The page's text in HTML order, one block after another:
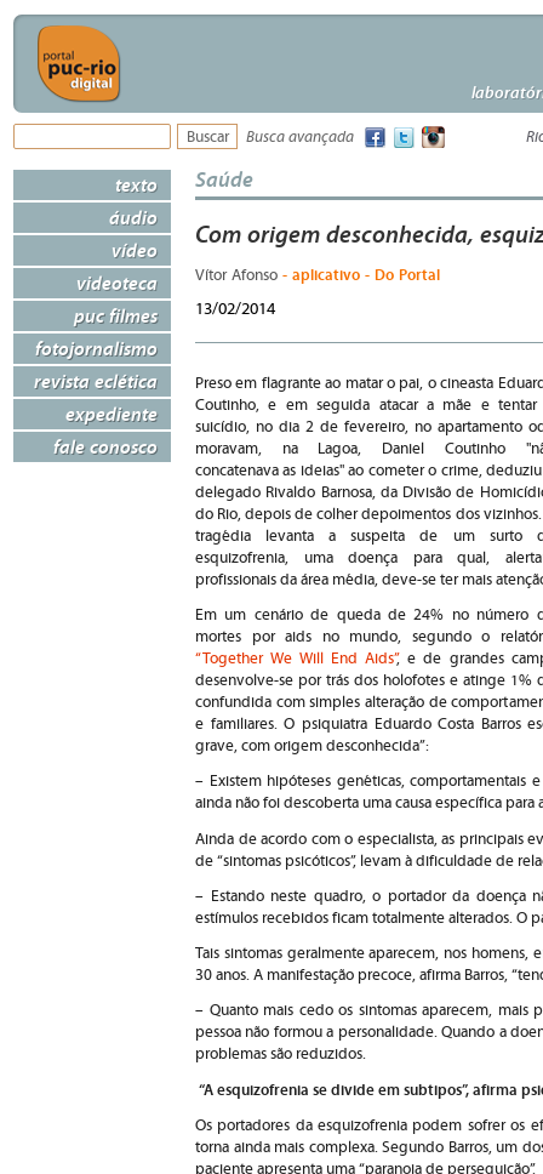
Busca avançada
texto
áudio
vídeo
videoteca
puc filmes
fotojornalismo
revista eclética
expediente
fale conosco
Saúde
Com origem desconhecida,
Vítor Afonso - aplicativo - Do Portal
13/02/2014
Preso em flagrante ao matar o pai, o cineasta
Coutinho, e em seguida atacar a mãe e
suicídio, no dia 2 de fevereiro, no apartamento
moravam, na Lagoa, Daniel Coutinho
concatenava as ideias" ao cometer o crime,
delegado Rivaldo Barnosa, da Divisão de
do Rio, depois de colher depoimentos dos
tragédia levanta a suspeita de um surto
esquizofrenia, uma doença para qual,
profissionais da área média, deve-se ter mais
Em um cenário de queda de 24% no número
mortes por aids no mundo, segundo o
“Together We Will End Aids”, e de grandes
desenvolve-se por trás dos holofotes e atinge 1%
confundida com simples alteração de
e familiares. O psiquiatra Eduardo Costa Barros
grave, com origem desconhecida”:
– Existem hipóteses genéticas, comportamentais
ainda não foi descoberta uma causa específica para
Ainda de acordo com o especialista, as principais
de “sintomas psicóticos”, levam à dificuldade de
– Estando neste quadro, o portador da doença
estímulos recebidos ficam totalmente alterados. O
Tais sintomas geralmente aparecem, nos homens,
30 anos. A manifestação precoce, afirma Barros,
– Quanto mais cedo os sintomas aparecem,
pessoa não formou a personalidade. Quando a
problemas são reduzidos.
“A esquizofrenia se divide em subtipos”, afirma
Os portadores da esquizofrenia podem sofrer os
torna ainda mais complexa. Segundo Barros, um
paciente apresenta uma “paranoia de perseguição”.